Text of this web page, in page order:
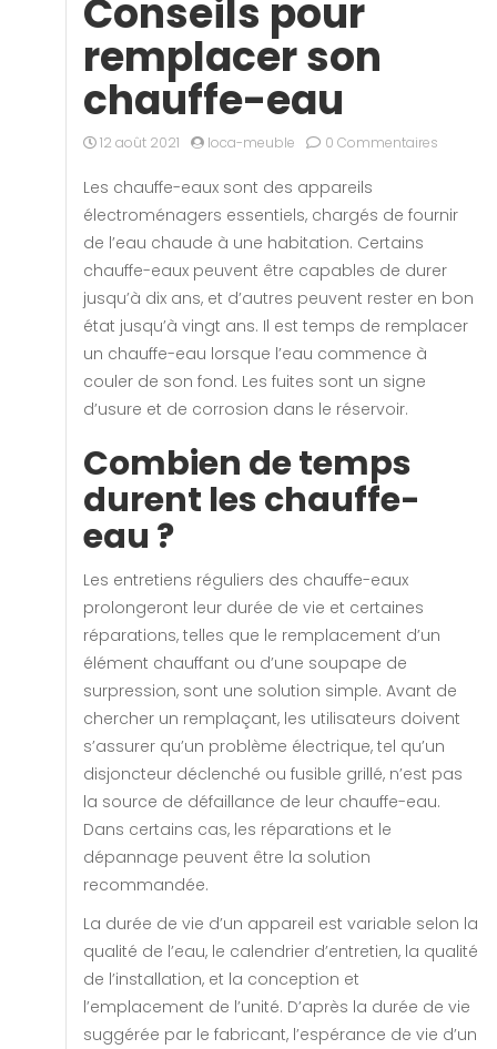
Conseils pour
remplacer son
chauffe-eau
12 août 2021 loca-meuble 0 Commentaires
Les chauffe-eaux sont des appareils
électroménagers essentiels, chargés de fournir
de l’eau chaude à une habitation. Certains
chauffe-eaux peuvent être capables de durer
jusqu’à dix ans, et d’autres peuvent rester en bon
état jusqu’à vingt ans. Il est temps de remplacer
un chauffe-eau lorsque l’eau commence à
couler de son fond. Les fuites sont un signe
d’usure et de corrosion dans le réservoir.
Combien de temps
durent les chauffe-
eau ?
Les entretiens réguliers des chauffe-eaux
prolongeront leur durée de vie et certaines
réparations, telles que le remplacement d’un
élément chauffant ou d’une soupape de
surpression, sont une solution simple. Avant de
chercher un remplaçant, les utilisateurs doivent
s’assurer qu’un problème électrique, tel qu’un
disjoncteur déclenché ou fusible grillé, n’est pas
la source de défaillance de leur chauffe-eau.
Dans certains cas, les réparations et le
dépannage peuvent être la solution
recommandée.
La durée de vie d’un appareil est variable selon la
qualité de l’eau, le calendrier d’entretien, la qualité
de l’installation, et la conception et
l’emplacement de l’unité. D’après la durée de vie
suggérée par le fabricant, l’espérance de vie d’un